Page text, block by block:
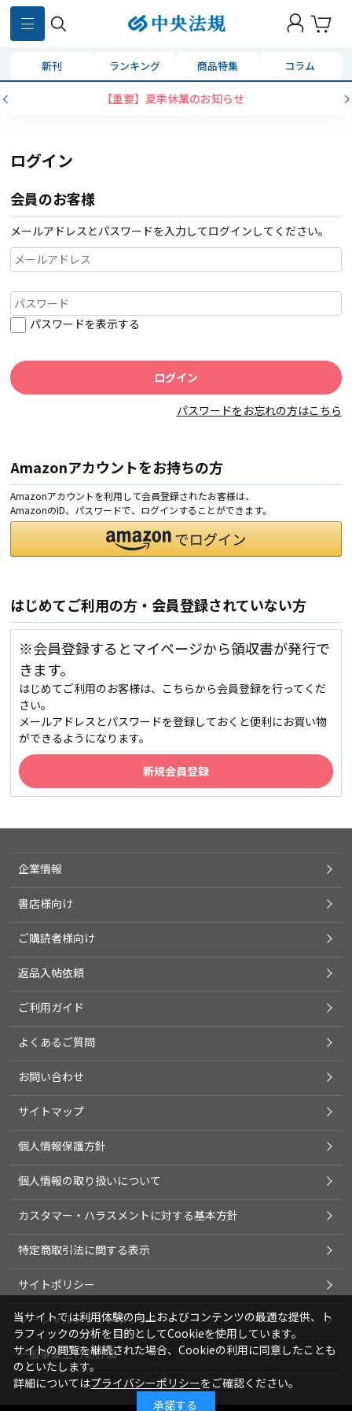
新刊 ランキング 商品特集 コラム
【重要】夏季休業のお知らせ
ログイン
会員のお客様
メールアドレスとパスワードを入力してログインしてください。
パスワードを表示する
パスワードをお忘れの方はこちら
Amazonアカウントをお持ちの方
Amazonアカウントを利用して会員登録されたお客様は、
AmazonのID、パスワードで、ログインすることができます。
はじめてご利用の方・会員登録されていない方
※会員登録するとマイページから領収書が発行で
きます。
はじめてご利用のお客様は、こちらから会員登録を行ってくだ
さい。
メールアドレスとパスワードを登録しておくと便利にお買い物
ができるようになります。
企業情報
書店様向け
ご購読者様向け
返品入帖依頼
ご利用ガイド
よくあるご質問
お問い合わせ
サイトマップ
個人情報保護方針
個人情報の取り扱いについて
カスタマー・ハラスメントに対する基本方針
特定商取引法に関する表示
サイトポリシー
ソーシャルメディアポリシー
一般事業主行動計画
当サイトでは利用体験の向上およびコンテンツの最適な提供、ト
ラフィックの分析を目的としてCookieを使用しています。
サイトの閲覧を継続された場合、Cookieの利用に同意したことも
のといたします。
詳細についてはプライバシーポリシーをご確認ください。
承諾する